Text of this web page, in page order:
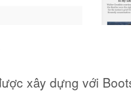
xây dựng với